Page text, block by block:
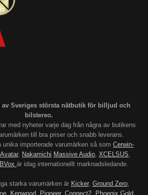
av Sveriges största nätbutik för billjud och
bilstereo.
med nyheter varje dag från några av butikens
till bra priser och snabb leverans.
unika importerade varumärken så som Cerwin-
Avatar, Nakamichi Massive Audio, XCELSUS,
är idag internationellt marknadsledande.
starka varumärken är Kicker, Ground Zero,
, Kenwood Pioneer, Connect2, Phoenix Gold